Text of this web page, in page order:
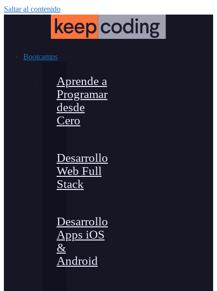
Saltar al contenido
Bootcamps
Aprende a
Programar
desde
Cero
Desarrollo
Web Full
Stack
Desarrollo
Apps iOS
&
Android